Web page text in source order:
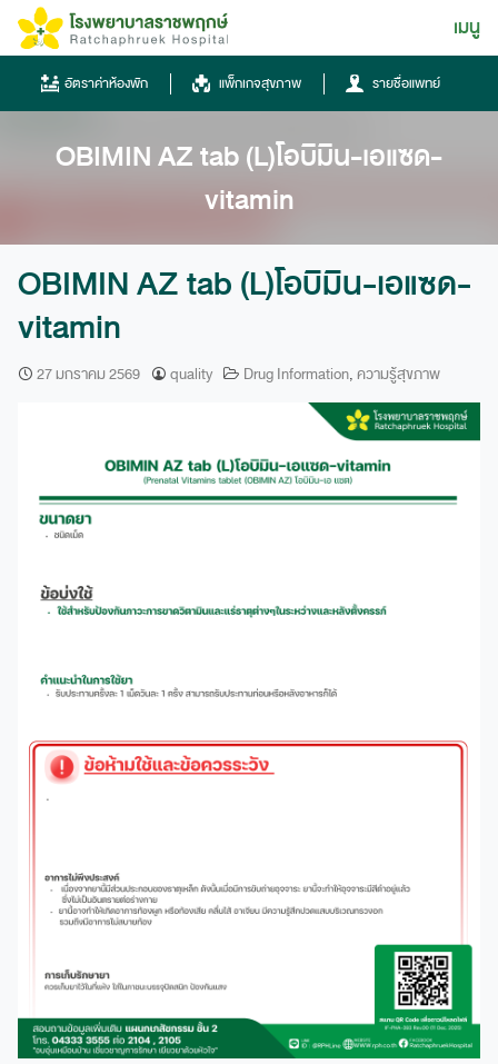
Skip
content
เมนู
โทรศัพท์
ฮอทไลน์
043-333555
ไทย
ไทย
English
Chinese
อัตราค่าห้องพัก แพ็กเกจสุขภาพ รายชื่อแพทย์
OBIMIN AZ tab (L)โอบิมิน-เอแซด-
vitamin
OBIMIN AZ tab (L)โอบิมิน-เอแซด-
vitamin
27 มกราคม 2569 quality Drug Information,ความรู้สุขภาพ